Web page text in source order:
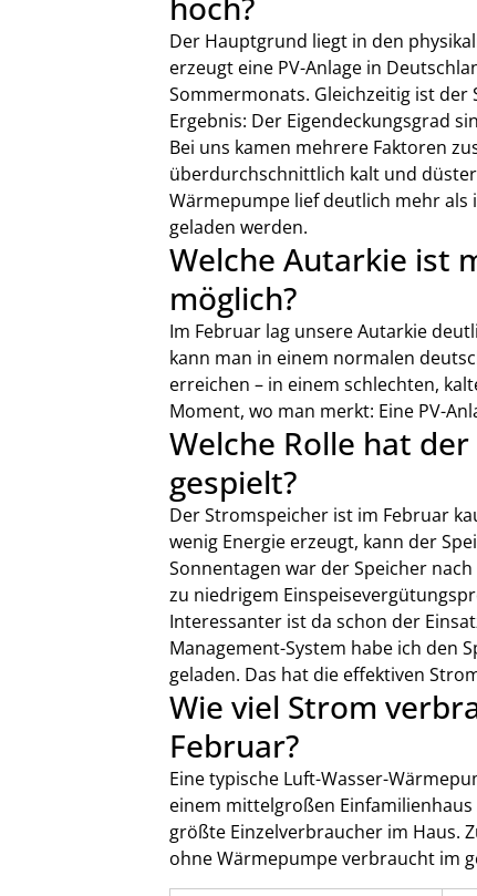
Der Hauptgrund liegt in den
erzeugt eine PV-Anlage in
Sommermonats. Gleichzeitig ist
Ergebnis: Der Eigendeckungsgrad
Bei uns kamen mehrere Faktoren
überdurchschnittlich kalt und
Wärmepumpe lief deutlich mehr
geladen werden.
Welche Autarkie ist
möglich?
Im Februar lag unsere Autarkie
kann man in einem normalen
erreichen – in einem schlechten,
Moment, wo man merkt: Eine PV-
Welche Rolle hat
gespielt?
Der Stromspeicher ist im Februar
wenig Energie erzeugt, kann der
Sonnentagen war der Speicher
zu niedrigem
Interessanter ist da schon der
Management-System habe ich den
geladen. Das hat die effektiven
Wie viel Strom
Februar?
Eine typische Luft-Wasser-
einem mittelgroßen
größte Einzelverbraucher im Haus.
ohne Wärmepumpe verbraucht im